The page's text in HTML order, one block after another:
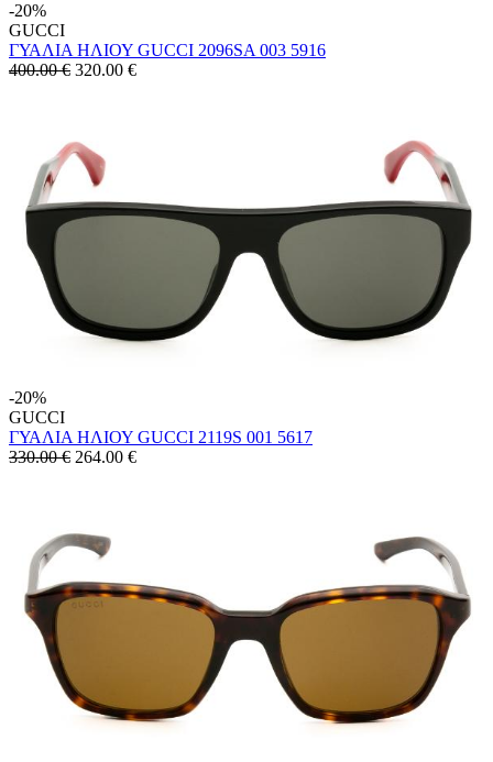
-20%
GUCCI
ΓΥΑΛΙΑ ΗΛΙΟΥ GUCCI 2096SA 003 5916
400.00 € 320.00 €
-20%
GUCCI
ΓΥΑΛΙΑ ΗΛΙΟΥ GUCCI 2119S 001 5617
330.00 € 264.00 €